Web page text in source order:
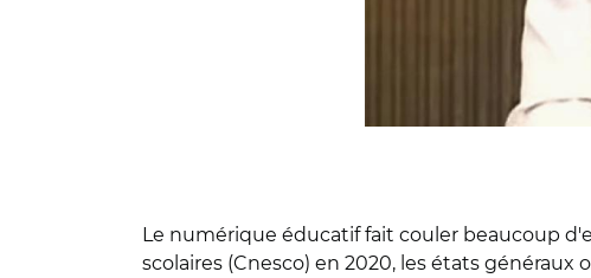
Le numérique éducatif fait couler beaucoup
scolaires (Cnesco) en 2020, les états